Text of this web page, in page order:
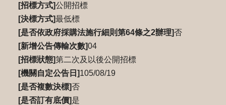
[招標方式]公開招標
[決標方式]最低標
[是否依政府採購法施行細則第64條之2辦理]否
[新增公告傳輸次數]04
[招標狀態]第二次及以後公開招標
[機關自定公告日]105/08/19
[是否複數決標]否
[是否訂有底價]是